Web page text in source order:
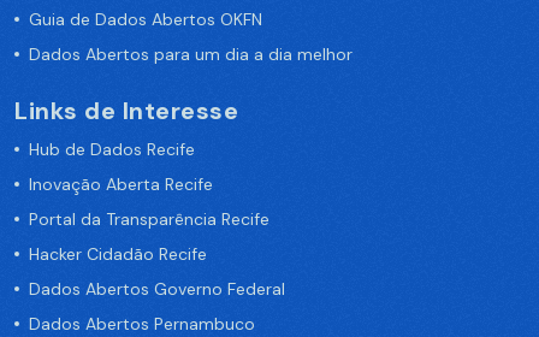
Guia de Dados Abertos OKFN
Dados Abertos para um dia a dia melhor
Links de Interesse
Hub de Dados Recife
Inovação Aberta Recife
Portal da Transparência Recife
Hacker Cidadão Recife
Dados Abertos Governo Federal
Dados Abertos Pernambuco